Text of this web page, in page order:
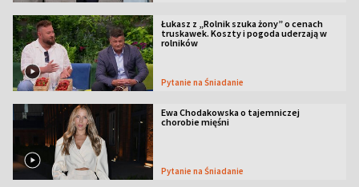
Łukasz z „Rolnik szuka żony” o cenach
truskawek. Koszty i pogoda uderzają w
rolników
Pytanie na Śniadanie
Ewa Chodakowska o tajemniczej
chorobie mięśni
Pytanie na Śniadanie